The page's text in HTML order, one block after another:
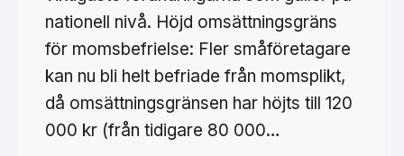
nationell nivå. Höjd omsättningsgräns
för momsbefrielse: Fler småföretagare
kan nu bli helt befriade från momsplikt,
då omsättningsgränsen har höjts till 120
000 kr (från tidigare 80 000…